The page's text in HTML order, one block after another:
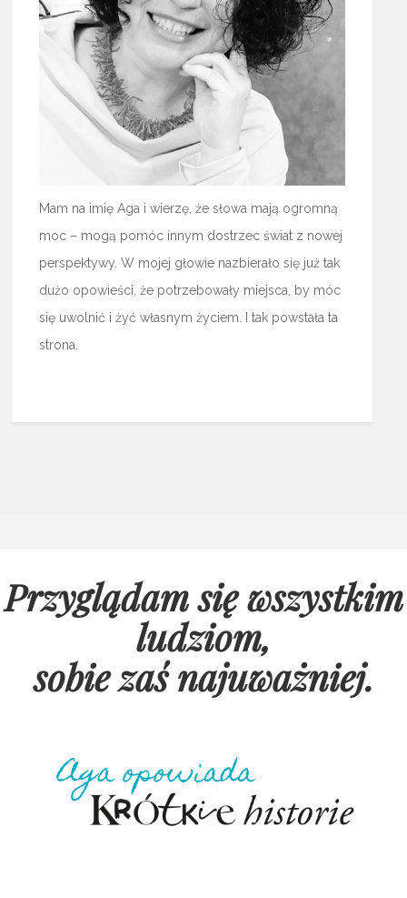
Mam na imię Aga i wierzę, że słowa mają ogromną
moc – mogą pomóc innym dostrzec świat z nowej
perspektywy. W mojej głowie nazbierało się już tak
dużo opowieści, że potrzebowały miejsca, by móc
się uwolnić i żyć własnym życiem. I tak powstała ta
strona.
Przyglądam się wszystkim
ludziom,
sobie zaś najuważniej.